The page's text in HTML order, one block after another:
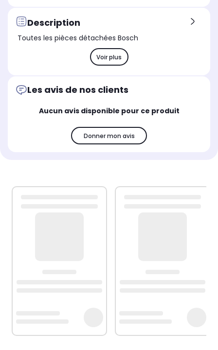
Description
Toutes les pièces détachées Bosch
Voir plus
Les avis de nos clients
Aucun avis disponible pour ce produit
Donner mon avis